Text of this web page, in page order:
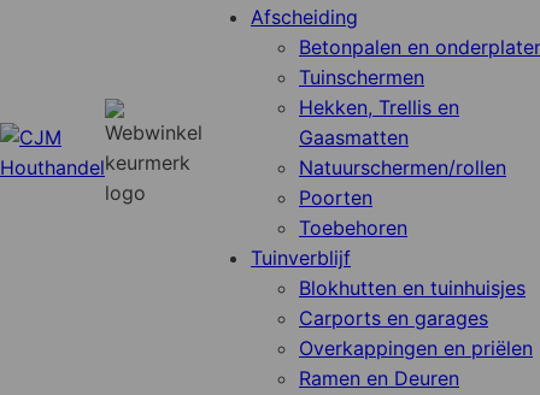
Afscheiding
Betonpalen en
Tuinschermen
Hekken, Trellis en
Gaasmatten
Natuurschermen/rollen
Poorten
Toebehoren
Tuinverblijf
Blokhutten en tuinhuisjes
Carports en garages
Overkappingen en priëlen
Ramen en Deuren